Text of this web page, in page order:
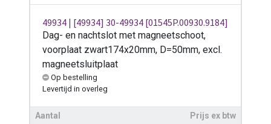
49934 | [49934] 30-49934 [01545P.00930.9184]
Dag- en nachtslot met magneetschoot,
voorplaat zwart174x20mm, D=50mm, excl.
magneetsluitplaat
Op bestelling
Levertijd in overleg
Aantal Prijs ex btw